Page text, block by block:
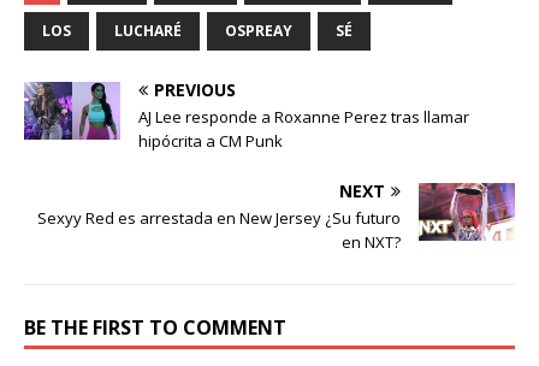
LOS LUCHARÉ OSPREAY SÉ
PREVIOUS
AJ Lee responde a Roxanne Perez tras llamar
hipócrita a CM Punk
NEXT
Sexyy Red es arrestada en New Jersey ¿Su futuro
en NXT?
BE THE FIRST TO COMMENT